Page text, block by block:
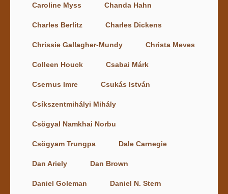
Caroline Myss Chanda Hahn
Charles Berlitz Charles Dickens
Chrissie Gallagher-Mundy Christa Meves
Colleen Houck Csabai Márk
Csernus Imre Csukás István
Csíkszentmihályi Mihály
Csögyal Namkhai Norbu
Csögyam Trungpa Dale Carnegie
Dan Ariely Dan Brown
Daniel Goleman Daniel N. Stern